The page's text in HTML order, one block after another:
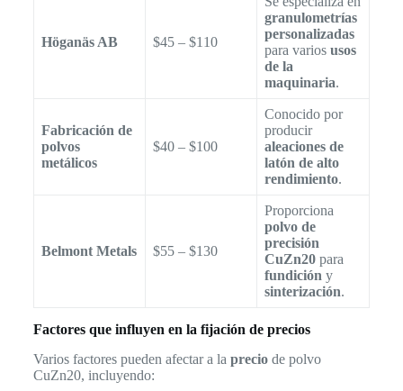
Höganäs AB $45 – $110
granulometrías
personalizadas
para varios usos
de la
maquinaria.
Fabricación de
polvos
metálicos
$40 – $100
Conocido por
producir
aleaciones de
latón de alto
rendimiento.
Belmont Metals $55 – $130
Proporciona
polvo de
precisión
CuZn20para
fundición y
sinterización.
Factores que influyen en la fijación de precios
Varios factores pueden afectar a la preciode polvo
CuZn20, incluyendo: